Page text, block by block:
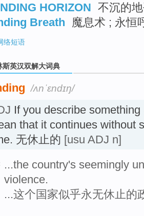
HORIZON 不沉的
Breath
魔息术 ; 永恒
络短语
斯英汉双解大词典
/ʌnˈɛndɪŋ/
If you describe
that it continues without
无休止的 [usu ADJ n]
...the country's seemingly
violence.
...这个国家似乎永无休止的